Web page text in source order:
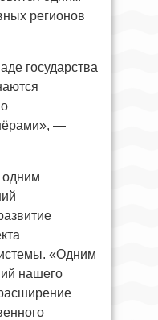
регионов
государства
—
одним
«Одним
нашего